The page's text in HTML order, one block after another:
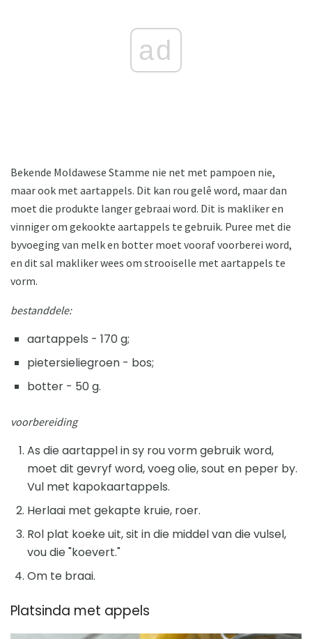
ad
Bekende Moldawese Stamme nie net met pampoen nie,
maar ook met aartappels. Dit kan rou gelê word, maar dan
moet die produkte langer gebraai word. Dit is makliker en
vinniger om gekookte aartappels te gebruik. Puree met die
byvoeging van melk en botter moet vooraf voorberei word,
en dit sal makliker wees om strooiselle met aartappels te
vorm.
bestanddele:
aartappels - 170 g;
pietersieliegroen - bos;
botter - 50 g.
voorbereiding
As die aartappel in sy rou vorm gebruik word,
moet dit gevryf word, voeg olie, sout en peper by.
Vul met kapokaartappels.
Herlaai met gekapte kruie, roer.
Rol plat koeke uit, sit in die middel van die vulsel,
vou die "koevert."
Om te braai.
Platsinda met appels